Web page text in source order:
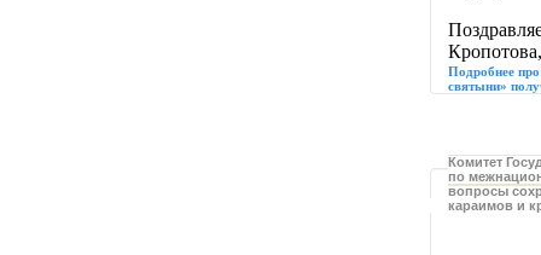
Подробнее
святыни»
Комитет
по
вопросы
караимов и